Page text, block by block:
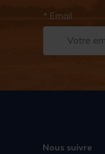
* Email
Nous suivre